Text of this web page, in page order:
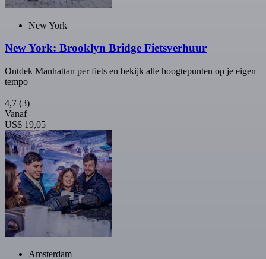
New York
New York: Brooklyn Bridge Fietsverhuur
Ontdek Manhattan per fiets en bekijk alle hoogtepunten op je eigen
tempo
4,7 (3)
Vanaf
US$ 19,05
Amsterdam